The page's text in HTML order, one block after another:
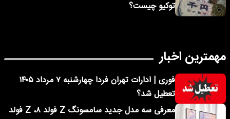
توکیو چیست؟
مهمترین اخبار
فوری | ادارات تهران فردا چهارشنبه ۷ مرداد ۱۴۰۵
تعطیل شد؟
معرفی سه مدل جدید سامسونگ Z فولد ۸، Z فولد